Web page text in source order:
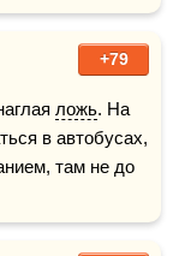
+79
ложь
в автобусах,